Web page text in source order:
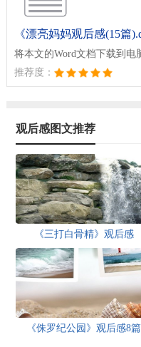
《漂亮妈妈观后感(15篇
将本文的Word文档下载到电
推荐度：
观后感图文推荐
《三打白骨精》观后感
《侏罗纪公园》观后感8篇